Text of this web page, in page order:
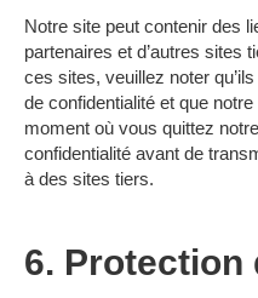
Notre site peut contenir des
partenaires et d’autres sites
ces sites, veuillez noter
de confidentialité et que
moment où vous quittez
confidentialité avant de
à des sites tiers.
6. Protection